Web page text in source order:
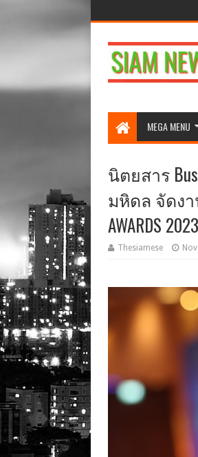
MEGA MENU
นิตยสาร
มหิดล จัดงาน
AWARDS
Thesiamese